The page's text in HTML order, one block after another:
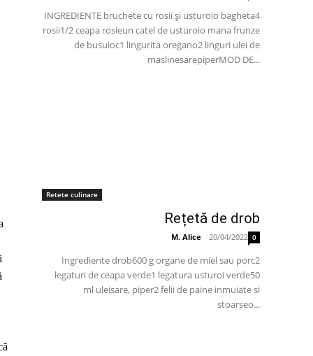
INGREDIENTE bruchete cu rosii și usturoio bagheta4
rosii1/2 ceapa rosieun catel de usturoio mana frunze
de busuioc1 lingurita oregano2 linguri ulei de
maslinesarepiperMOD DE...
Retete culinare
Rețetă de drob
M. Alice - 20/04/2022 0
Ingrediente drob600 g organe de miel sau porc2
legaturi de ceapa verde1 legatura usturoi verde50
ml uleisare, piper2 felii de paine inmuiate si
stoarseo...